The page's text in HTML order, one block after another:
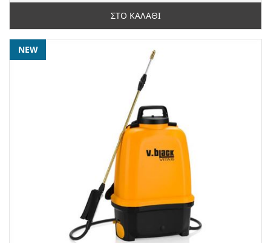
ΣΤΟ ΚΑΛΑΘΙ
NEW